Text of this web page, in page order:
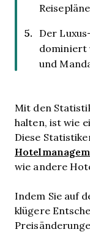
Der
dominiert
und
Mit den
halten, ist wie
Diese
wie andere
Indem Sie auf
klügere